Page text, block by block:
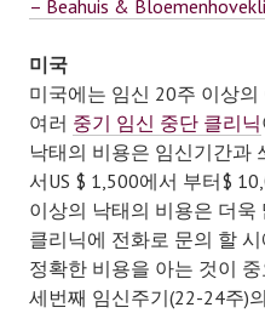
– Beahuis &
미국
미국에는 임신 20주 이상
여러 중기 임신 중단 클리닉
낙태의 비용은 임신기간과
서US $ 1,500에서 부터$
이상의 낙태의 비용은 더욱
클리닉에 전화로 문의 할
정확한 비용을 아는 것이
세번째 임신주기(22-24주)